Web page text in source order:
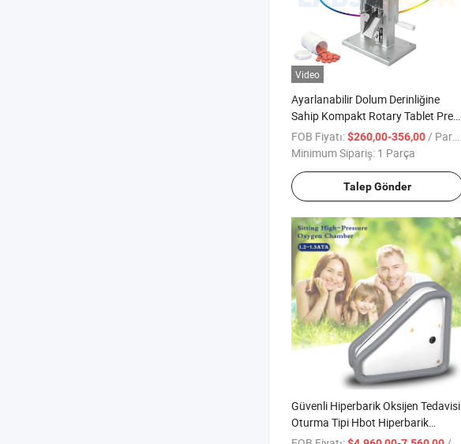
Video
Ayarlanabilir Dolum Derinliğine
Sahip Kompakt Rotary Tablet Pres
Makinesi Özellikleri
FOB Fiyatı:$260,00-356,00/ Parça
Minimum Sipariş: 1 Parça
Talep Gönder
Güvenli Hiperbarik Oksijen Tedavisi
Oturma Tipi Hbot Hiperbarik
Oksijen Kabini Sert Tip Hiperbarik